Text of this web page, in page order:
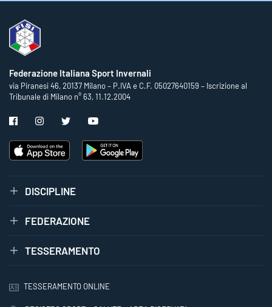
Federazione Italiana Sport Invernali
via Piranesi 46, 20137 Milano – P.IVA e C.F. 05027640159 – Iscrizione al
Tribunale di Milano n° 63, 11.12.2004
DISCIPLINE
FEDERAZIONE
TESSERAMENTO
TESSERAMENTO ONLINE